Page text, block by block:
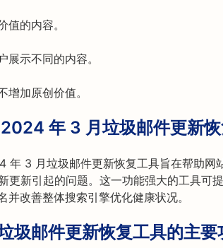
值的内容。
展示不同的内容。
增加原创价值。
年 3 月垃圾邮件更新恢
年 3 月垃圾邮件更新恢复工具旨在帮助网
更新引起的问题。这一功能强大的工具可
并改善整体搜索引擎优化健康状况。
圾邮件更新恢复工具的主要